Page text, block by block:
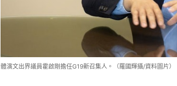
體演文出界議員霍啟剛擔任G19新召集人。（羅國輝攝/資料圖片）